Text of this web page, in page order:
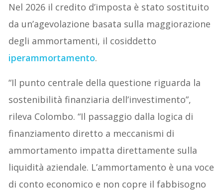
Nel 2026 il credito d’imposta è stato sostituito
da un’agevolazione basata sulla maggiorazione
degli ammortamenti, il cosiddetto
iperammortamento.
“Il punto centrale della questione riguarda la
sostenibilità finanziaria dell’investimento”,
rileva Colombo. “Il passaggio dalla logica di
finanziamento diretto a meccanismi di
ammortamento impatta direttamente sulla
liquidità aziendale. L’ammortamento è una voce
di conto economico e non copre il fabbisogno